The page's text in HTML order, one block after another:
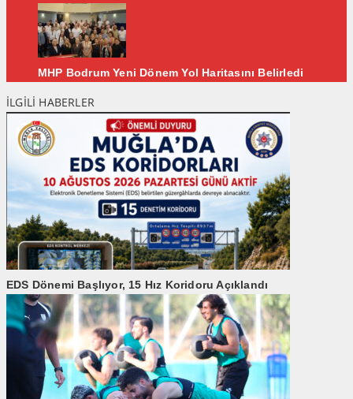
MHP Bodrum Yeni Dönem Yol Haritasını Belirledi
İLGİLİ HABERLER
EDS Dönemi Başlıyor, 15 Hız Koridoru Açıklandı